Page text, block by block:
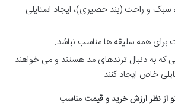
سبک و راحت (بند حصیری)، ایجاد استایلی
همه سلیقه ها مناسب نباشد.
که به دنبال ترندهای مد هستند و می خواهند
خاص ایجاد کنند.
از نظر ارزش خرید و قیمت مناسب